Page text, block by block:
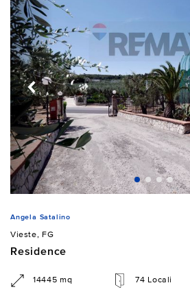
Angela Satalino
Vieste, FG
Residence
14445 mq 74 Locali